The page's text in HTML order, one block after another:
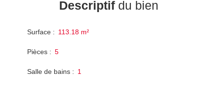
Descriptifdu bien
Surface : 113.18 m²
Pièces : 5
Salle de bains : 1